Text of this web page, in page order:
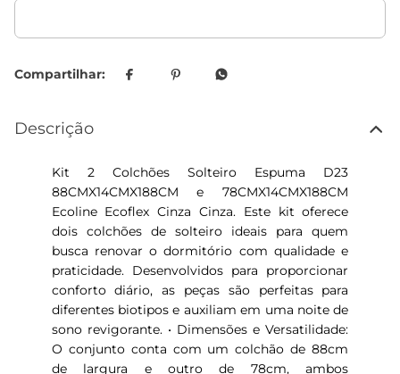
Descrição
Kit 2 Colchões Solteiro Espuma D23
88CMX14CMX188CM e 78CMX14CMX188CM
Ecoline Ecoflex Cinza Cinza. Este kit oferece
dois colchões de solteiro ideais para quem
busca renovar o dormitório com qualidade e
praticidade. Desenvolvidos para proporcionar
conforto diário, as peças são perfeitas para
diferentes biotipos e auxiliam em uma noite de
sono revigorante. • Dimensões e Versatilidade:
O conjunto conta com um colchão de 88cm
de largura e outro de 78cm, ambos